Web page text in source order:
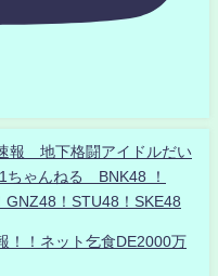
報 地下格闘アイドルだい
ゃんねる BNK48 ！
！STU48！SKE48
！！ネット乞食DE2000万